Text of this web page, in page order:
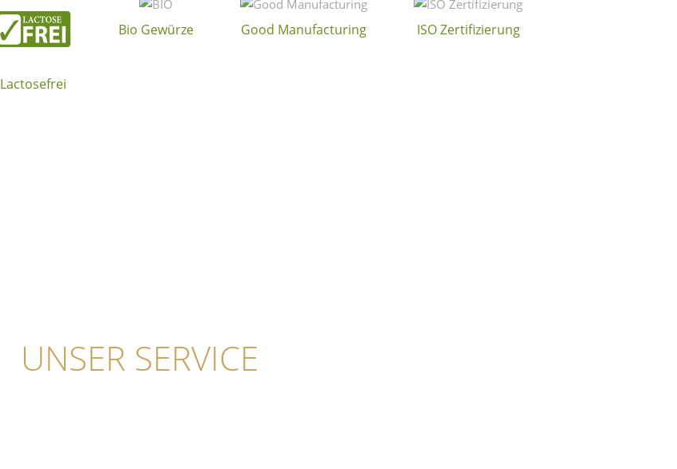
Lactosefrei
Bio Gewürze Good Manufacturing ISO Zertifizierung
UNSER SERVICE